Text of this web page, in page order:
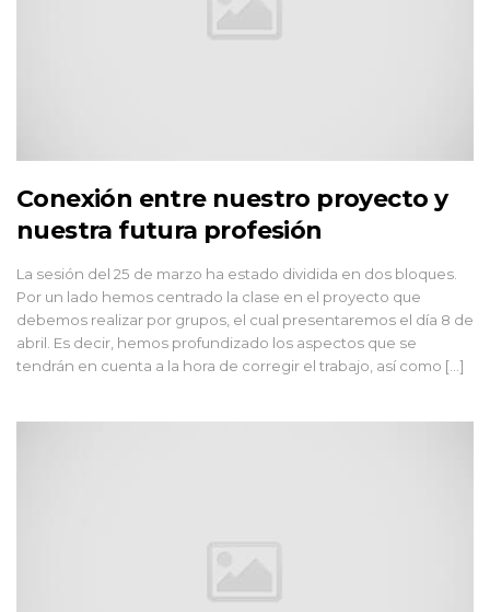
Conexión entre nuestro proyecto y
nuestra futura profesión
La sesión del 25 de marzo ha estado dividida en dos bloques.
Por un lado hemos centrado la clase en el proyecto que
debemos realizar por grupos, el cual presentaremos el día 8 de
abril. Es decir, hemos profundizado los aspectos que se
tendrán en cuenta a la hora de corregir el trabajo, así como […]